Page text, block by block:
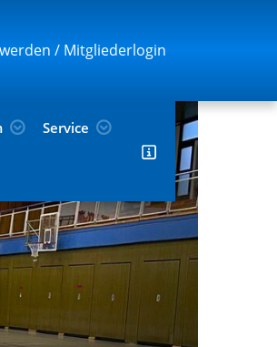
/ Mitgliederlogin
Service